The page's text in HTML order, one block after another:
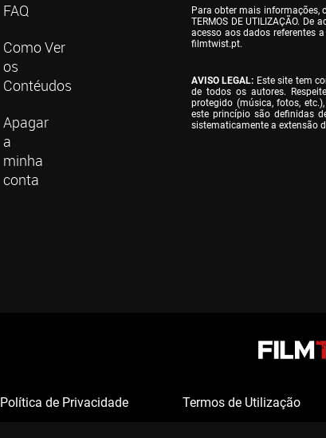
FAQ
Como Ver
os
Contéudos
Apagar
a
minha
conta
Para obter mais informações,
TERMOS DE UTILIZAÇÃO.
acesso aos dados referentes
filmtwist.pt.
AVISO LEGAL: Este site tem
de todos os autores.
protegido (música, fotos,
este princípio são definidas
sistematicamente a extensão
Política de Privacidade Termos de Utilização